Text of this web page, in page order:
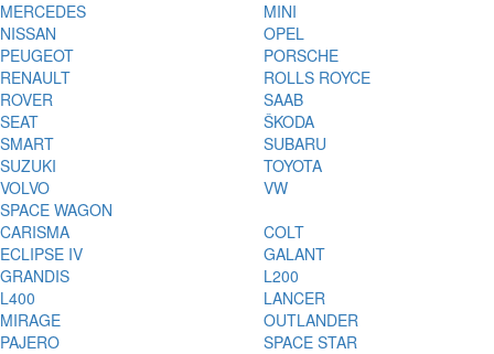
MERCEDES
MINI
NISSAN
OPEL
PEUGEOT
PORSCHE
RENAULT
ROLLS ROYCE
ROVER
SAAB
SEAT
ŠKODA
SMART
SUBARU
SUZUKI
TOYOTA
VOLVO
VW
SPACE WAGON
CARISMA
COLT
ECLIPSE IV
GALANT
GRANDIS
L200
L400
LANCER
MIRAGE
OUTLANDER
PAJERO
SPACE STAR